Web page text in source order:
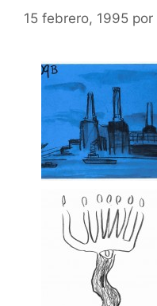
15 febrero, 1995 por